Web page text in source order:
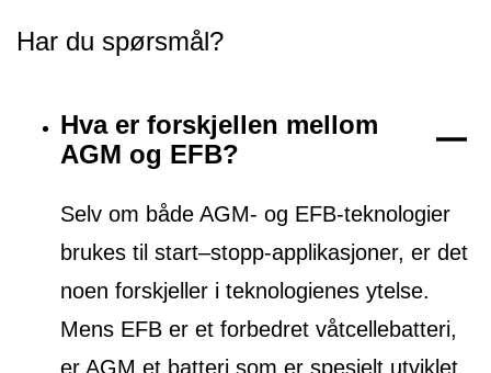
Har du spørsmål?
Hva er forskjellen mellom
AGM og EFB?
Selv om både AGM- og EFB-teknologier
brukes til start–stopp-applikasjoner, er det
noen forskjeller i teknologienes ytelse.
Mens EFB er et forbedret våtcellebatteri,
er AGM et batteri som er spesielt utviklet